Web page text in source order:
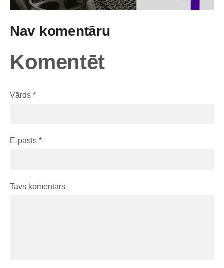
Nav komentāru
Komentēt
Vārds *
E-pasts *
Tavs komentārs